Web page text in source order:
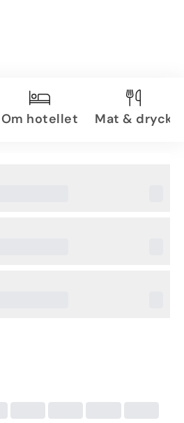
Om hotellet Mat & dryck